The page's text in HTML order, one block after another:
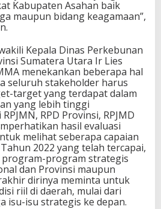
Kabupaten Asahan baik
maupun bidang keagamaan”,
Kepala Dinas Perkebunan
Sumatera Utara Ir Lies
menekankan beberapa hal
seluruh stakeholder harus
target yang terdapat dalam
yang lebih tinggi
RPD Provinsi, RPJMD
hasil evaluasi
melihat seberapa capaian
2022 yang telah tercapai,
program strategis
dan Provinsi maupun
dirinya meminta untuk
riil di daerah, mulai dari
isu-isu strategis ke depan.